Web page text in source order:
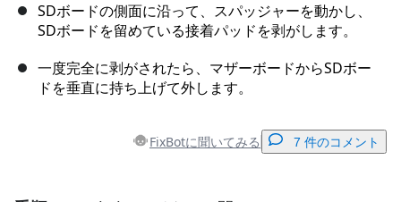
SDボードの側面に沿って、スパッジャーを動かし、
SDボードを留めている接着パッドを剥がします。
一度完全に剥がされたら、マザーボードからSDボー
ドを垂直に持ち上げて外します。
FixBotに聞いてみる 7 件のコメント